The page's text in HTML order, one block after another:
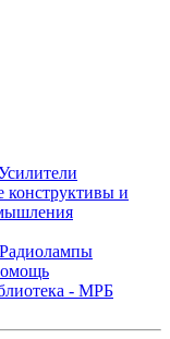
конструктивы и
Радиолампы
- МРБ